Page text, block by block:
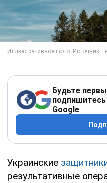
Будьте
подпишитесь
Google
Украинские
результативные